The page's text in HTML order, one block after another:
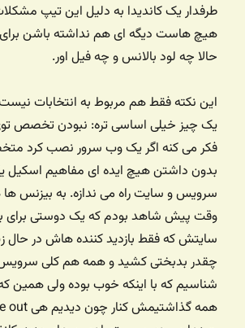
طرفدار یک کاندیدا به دلیل این تیپ
هیچ هاست دیگه ای هم نداشته باشن
حالا چه لود بالانس و چه فیل اور.
این نکته فقط هم مربوط به انتخابات
یک چیز خیلی اساسی تره: نبودن تخصص
فکر می کنه اگر یک وب سرور نصب کرد
بدون داشتن هیچ ایده ای مفاهیم اسکیل
سرویس و سایت راه می ندازه. به بیزنس
وقت پیش شاهد بودم که یک دوستی برای
سایتش که فقط بازدید کننده هاش در حال
چقدر بدبختی کشید و همه هم کلی سرویس
شناسیم که با اینکه خوب بوده ولی همین